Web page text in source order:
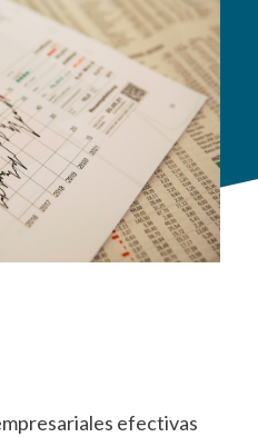
efectivas